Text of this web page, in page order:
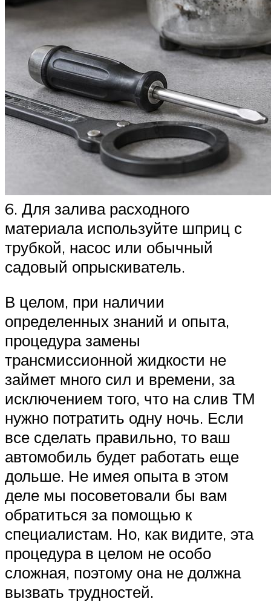
6. Для залива расходного
материала используйте шприц с
трубкой, насос или обычный
садовый опрыскиватель.
В целом, при наличии
определенных знаний и опыта,
процедура замены
трансмиссионной жидкости не
займет много сил и времени, за
исключением того, что на слив ТМ
нужно потратить одну ночь. Если
все сделать правильно, то ваш
автомобиль будет работать еще
дольше. Не имея опыта в этом
деле мы посоветовали бы вам
обратиться за помощью к
специалистам. Но, как видите, эта
процедура в целом не особо
сложная, поэтому она не должна
вызвать трудностей.